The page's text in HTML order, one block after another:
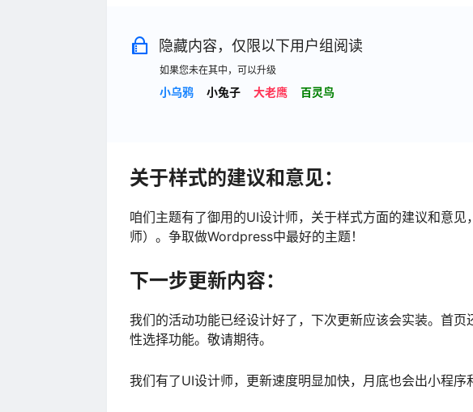
隐藏内容，仅限以下用户组阅读
如果您未在其中，可以升级
小乌鸦 小兔子 大老鹰 百灵鸟
关于样式的建议和意见：
咱们主题有了御用的UI设计师，关于样式方面的建议和意
师）。争取做Wordpress中最好的主题！
下一步更新内容：
我们的活动功能已经设计好了，下次更新应该会实装。首
性选择功能。敬请期待。
我们有了UI设计师，更新速度明显加快，月底也会出小程序